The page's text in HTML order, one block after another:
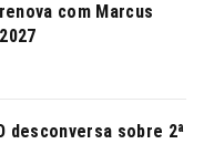
com Marcus
desconversa sobre 2ª